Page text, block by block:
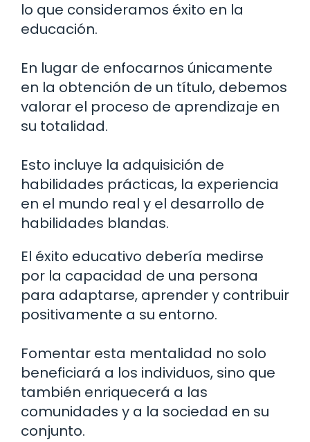
lo que consideramos éxito en la
educación.
En lugar de enfocarnos únicamente
en la obtención de un título, debemos
valorar el proceso de aprendizaje en
su totalidad.
Esto incluye la adquisición de
habilidades prácticas, la experiencia
en el mundo real y el desarrollo de
habilidades blandas.
El éxito educativo debería medirse
por la capacidad de una persona
para adaptarse, aprender y contribuir
positivamente a su entorno.
Fomentar esta mentalidad no solo
beneficiará a los individuos, sino que
también enriquecerá a las
comunidades y a la sociedad en su
conjunto.